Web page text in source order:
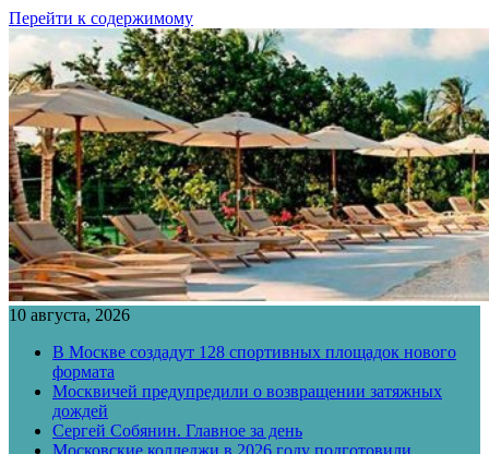
Перейти к содержимому
10 августа, 2026
В Москве создадут 128 спортивных площадок нового
формата
Москвичей предупредили о возвращении затяжных
дождей
Сергей Собянин. Главное за день
Московские колледжи в 2026 году подготовили